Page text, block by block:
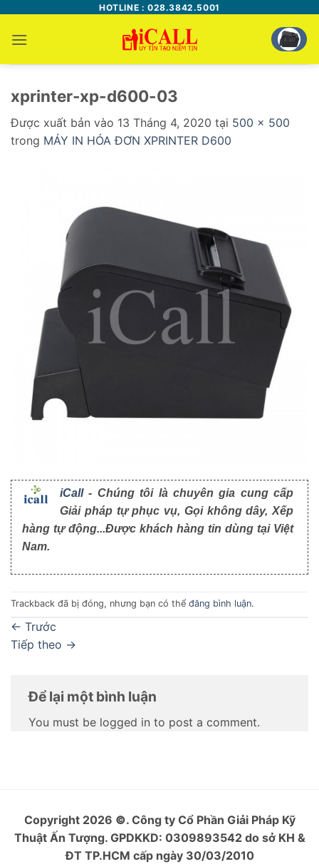
nội
dung
HOTLINE : 028.3842.5001
xprinter-xp-d600-03
Được xuất bản vào 13 Tháng 4, 2020 tại 500 × 500
trong MÁY IN HÓA ĐƠN XPRINTER D600
iCall- Chúng tôi là chuyên gia cung cấp
Giải pháp tự phục vụ, Gọi không dây, Xếp
hàng tự động...Được khách hàng tin dùng tại Việt
Nam.
Trackback đã bị đóng, nhưng bạn có thể đăng bình luận.
← Trước
Tiếp theo →
Để lại một bình luận
You must be logged in to post a comment.
Copyright 2026 ©. Công ty Cổ Phần Giải Pháp Kỹ
Thuật Ấn Tượng. GPDKKD: 0309893542 do sở KH &
ĐT TP.HCM cấp ngày 30/03/2010